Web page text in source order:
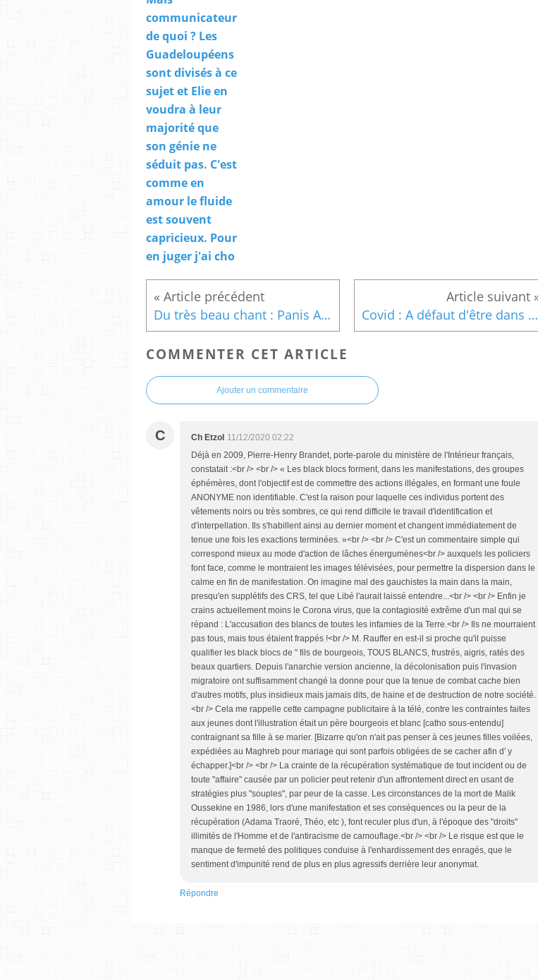
communicateur
de quoi ? Les
Guadeloupéens
sont divisés à ce
sujet et Elie en
voudra à leur
majorité que
son génie ne
séduit pas. C'est
comme en
amour le fluide
est souvent
capricieux. Pour
en juger j'ai cho
Du très beau chant : Panis Angelicus. Paroles de St-Thomas d'Aquin, musique de César Franck. Interprétation d'Elmut Lotti et Michael Junior. Covid : A défaut d'être dans les laboratoires de recherche et chez les responsables politiques, la liberté de penser commence à se manifester.
COMMENTER CET ARTICLE
Ajouter un commentaire
C Ch Etzol 11/12/2020 02:22
Déjà en 2009, Pierre-Henry Brandet, porte-parole du ministère de l'Intérieur français,
constatait :<br /> <br /> « Les black blocs forment, dans les manifestations, des groupes
éphémères, dont l'objectif est de commettre des actions illégales, en formant une foule
ANONYME non identifiable. C'est la raison pour laquelle ces individus portent des
vêtements noirs ou très sombres, ce qui rend difficile le travail d'identification et
d'interpellation. Ils s'habillent ainsi au dernier moment et changent immédiatement de
tenue une fois les exactions terminées. »<br /> <br /> C'est un commentaire simple qui
correspond mieux au mode d'action de lâches énergumènes<br /> auxquels les policiers
font face, comme le montraient les images télévisées, pour permettre la dispersion dans le
calme en fin de manifestation. On imagine mal des gauchistes la main dans la main,
presqu'en supplétifs des CRS, tel que Libé l'aurait laissé entendre...<br /> <br /> Enfin je
crains actuellement moins le Corona virus, que la contagiosité extrême d'un mal qui se
répand : L'accusation des blancs de toutes les infamies de la Terre.<br /> Ils ne mourraient
pas tous, mais tous étaient frappés !<br /> M. Rauffer en est-il si proche qu'il puisse
qualifier les black blocs de " fils de bourgeois, TOUS BLANCS, frustrés, aigris, ratés des
beaux quartiers. Depuis l'anarchie version ancienne, la décolonisation puis l'invasion
migratoire ont suffisamment changé la donne pour que la tenue de combat cache bien
d'autres motifs, plus insidieux mais jamais dits, de haine et de destruction de notre société.
<br /> Cela me rappelle cette campagne publicitaire à la télé, contre les contraintes faites
aux jeunes dont l'illustration était un père bourgeois et blanc [catho sous-entendu]
contraignant sa fille à se marier. [Bizarre qu'on n'ait pas penser à ces jeunes filles voilées,
expédiées au Maghreb pour mariage qui sont parfois obligées de se cacher afin d' y
échapper.]<br /> <br /> La crainte de la récupération systématique de tout incident ou de
toute "affaire" causée par un policier peut retenir d'un affrontement direct en usant de
stratégies plus "souples", par peur de la casse. Les circonstances de la mort de Malik
Oussekine en 1986, lors d'une manifestation et ses conséquences ou la peur de la
récupération (Adama Traoré, Théo, etc ), font reculer plus d'un, à l'époque des "droits"
illimités de l'Homme et de l'antiracisme de camouflage.<br /> <br /> Le risque est que le
manque de fermeté des politiques conduise à l'enhardissement des enragés, que le
sentiment d'impunité rend de plus en plus agressifs derrière leur anonymat.
Répondre